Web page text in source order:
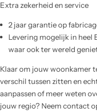
Extra zekerheid en service
2 jaar garantie op
Levering mogelijk in heel
waar ook ter wereld
Klaar om jouw woonkamer
verschil tussen zitten en
aanpassen of meer weten
jouw regio? Neem contact